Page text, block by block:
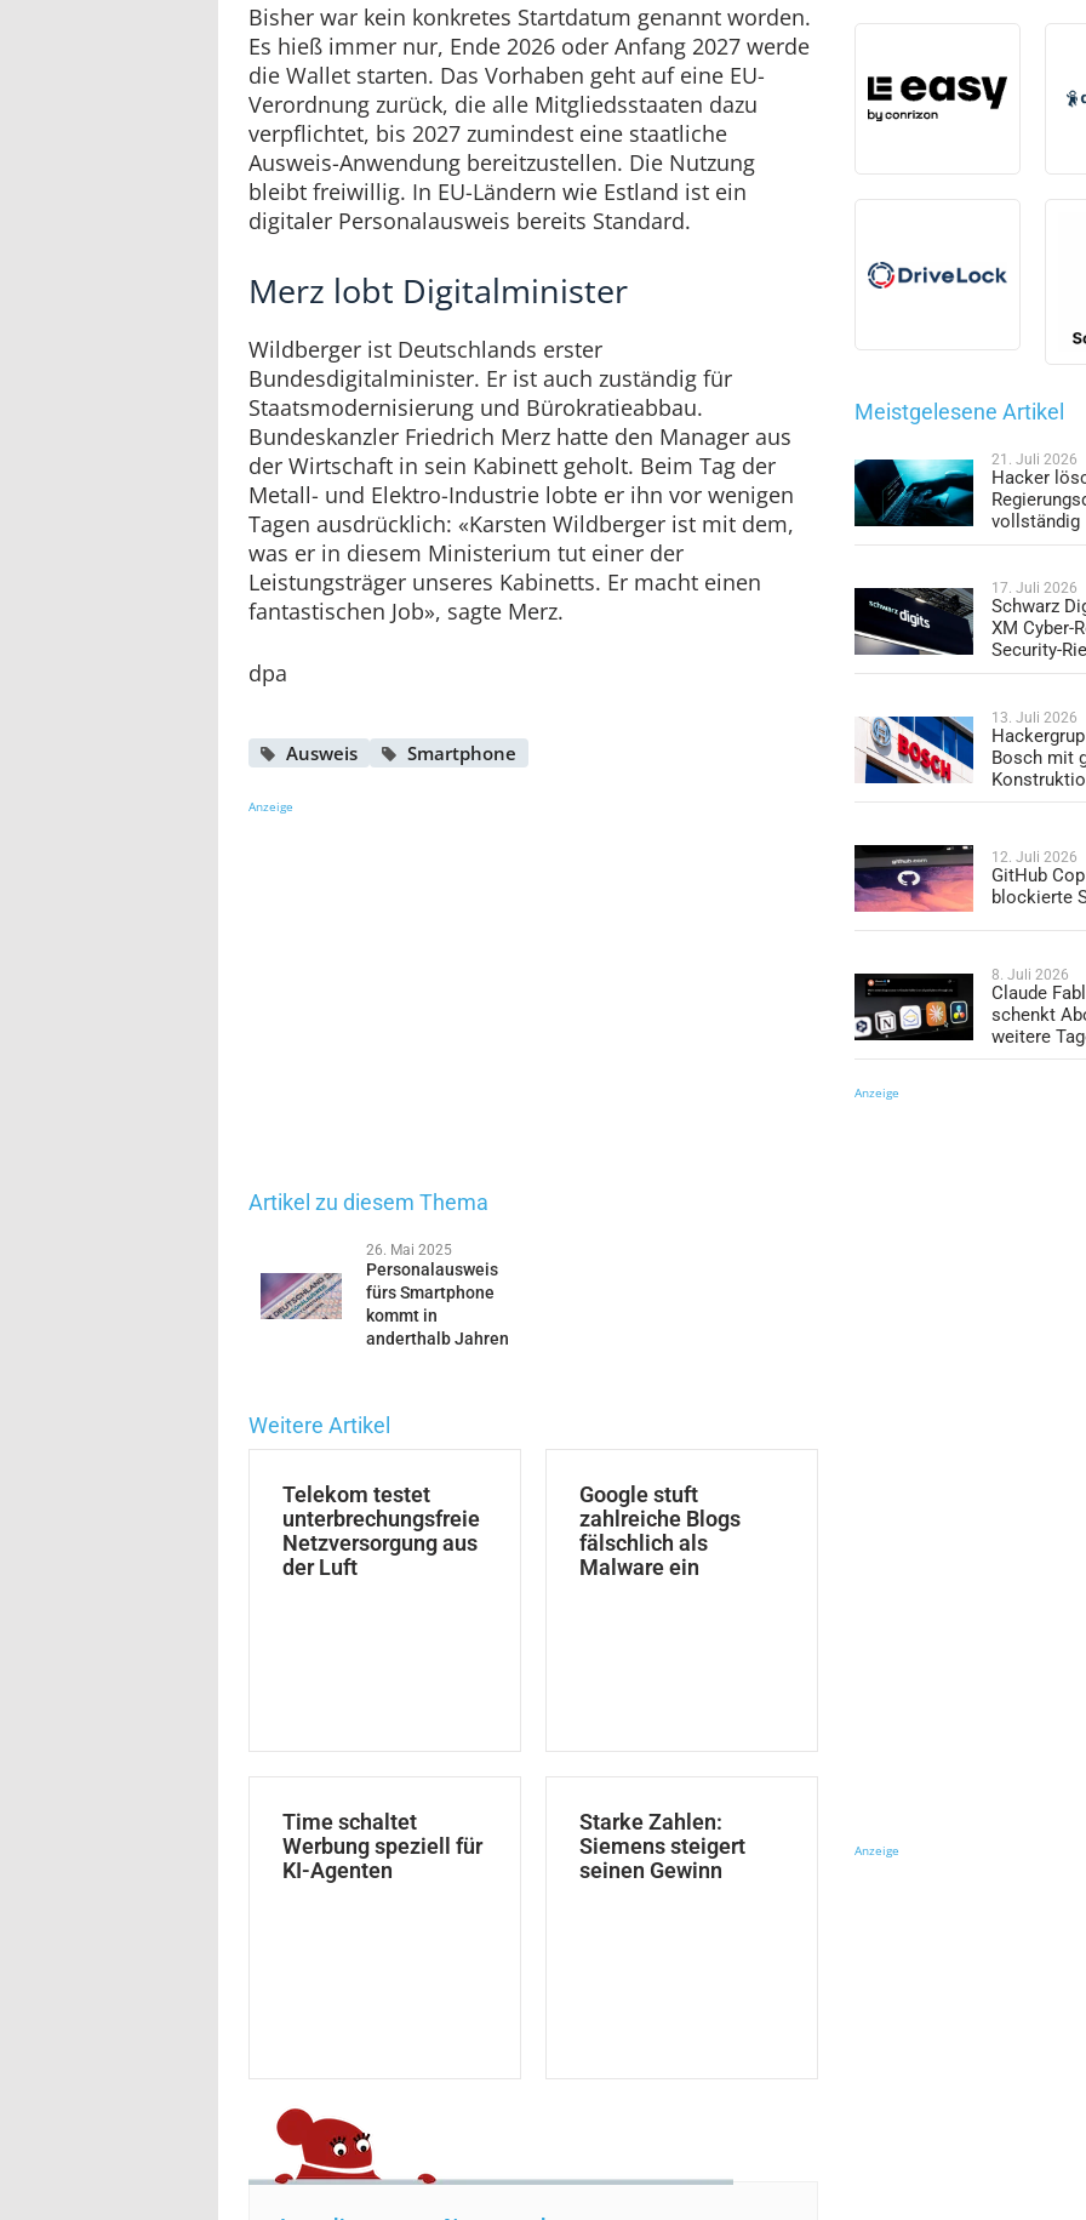
Bisher war kein konkretes Startdatum genannt worden.
Es hieß immer nur, Ende 2026 oder Anfang 2027 werde
die Wallet starten. Das Vorhaben geht auf eine EU-
Verordnung zurück, die alle Mitgliedsstaaten dazu
verpflichtet, bis 2027 zumindest eine staatliche
Ausweis-Anwendung bereitzustellen. Die Nutzung
bleibt freiwillig. In EU-Ländern wie Estland ist ein
digitaler Personalausweis bereits Standard.
Merz lobt Digitalminister
Wildberger ist Deutschlands erster
Bundesdigitalminister. Er ist auch zuständig für
Staatsmodernisierung und Bürokratieabbau.
Bundeskanzler Friedrich Merz hatte den Manager aus
der Wirtschaft in sein Kabinett geholt. Beim Tag der
Metall- und Elektro-Industrie lobte er ihn vor wenigen
Tagen ausdrücklich: «Karsten Wildberger ist mit dem,
was er in diesem Ministerium tut einer der
Leistungsträger unseres Kabinetts. Er macht einen
fantastischen Job», sagte Merz.
dpa
Ausweis Smartphone
Anzeige
Artikel zu diesem Thema
26. Mai 2025
Personalausweis
fürs Smartphone
kommt in
anderthalb Jahren
Weitere Artikel
Telekom testet
unterbrechungsfreie
Netzversorgung aus
der Luft
Google stuft
zahlreiche Blogs
fälschlich als
Malware ein
Time schaltet
Werbung speziell für
KI-Agenten
Starke Zahlen:
Siemens steigert
seinen Gewinn
Meistgelesene Artikel
21. Juli 2026
Hacker
vollständig
17. Juli 2026
Schwarz
XM Cyber-
Security-
13. Juli 2026
Bosch mit
12. Juli 2026
GitHub
blockierte
8. Juli 2026
Claude
schenkt
weitere
Anzeige
Anzeige